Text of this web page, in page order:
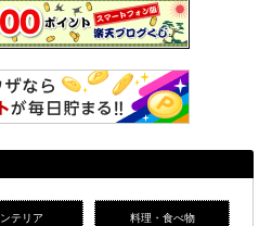
テリア 料理・食べ物